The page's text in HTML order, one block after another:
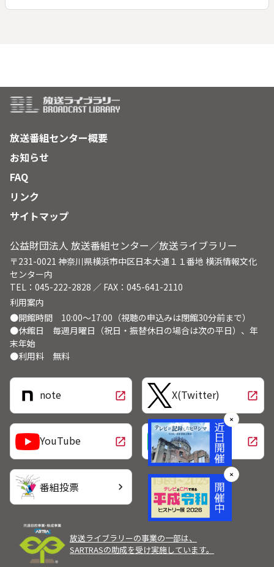
放送番組センター概要
お知らせ
FAQ
リンク
サイトマップ
公益財団法人 放送番組センター／放送ライブラリー
〒231-0021 神奈川県横浜市中区日本大通１１番地 横浜情報文化
センター内
TEL：045-222-2828 ／ FAX：045-641-2110
利用案内
●開館時間 10:00～17:00（視聴の申込みは閉館30分前まで）
●休館日 毎週月曜日（祝日・振替休日の場合は次の平日）、年
末年始
●利用料 無料
note open_in_new X(Twitter) open_in_new
YouTube open_in_new LINE open_in_new
番組投票 chevron_right
放送ライブラリーの事業の一部は、
SARTRASの助成を受け実施しています。
✕
✕